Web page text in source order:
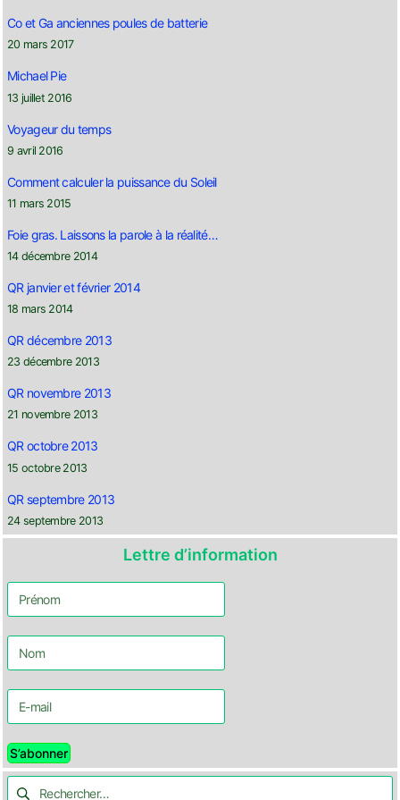
Co et Ga anciennes poules de batterie
20 mars 2017
Michael Pie
13 juillet 2016
Voyageur du temps
9 avril 2016
Comment calculer la puissance du Soleil
11 mars 2015
Foie gras. Laissons la parole à la réalité…
14 décembre 2014
QR janvier et février 2014
18 mars 2014
QR décembre 2013
23 décembre 2013
QR novembre 2013
21 novembre 2013
QR octobre 2013
15 octobre 2013
QR septembre 2013
24 septembre 2013
Lettre d’information